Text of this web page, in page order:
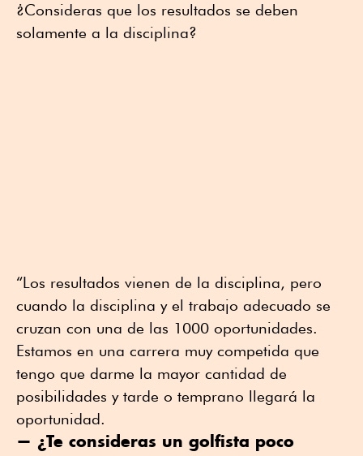
¿Consideras que los resultados se deben
solamente a la disciplina?
“Los resultados vienen de la disciplina, pero
cuando la disciplina y el trabajo adecuado se
cruzan con una de las 1000 oportunidades.
Estamos en una carrera muy competida que
tengo que darme la mayor cantidad de
posibilidades y tarde o temprano llegará la
oportunidad.
— ¿Te consideras un golfista poco